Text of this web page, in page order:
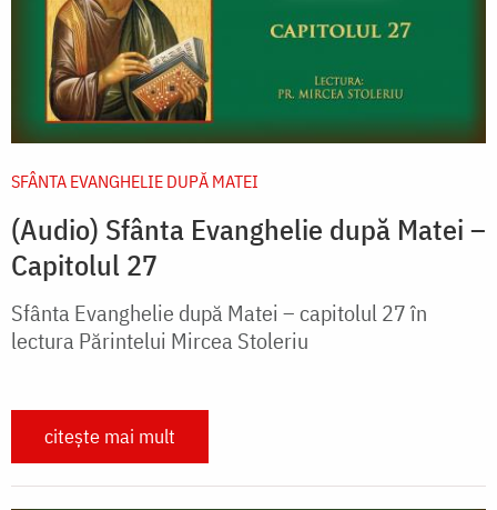
SFÂNTA EVANGHELIE DUPĂ MATEI
(Audio) Sfânta Evanghelie după Matei –
Capitolul 27
Sfânta Evanghelie după Matei – capitolul 27 în
lectura Părintelui Mircea Stoleriu
citește mai mult